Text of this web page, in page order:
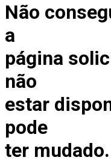
Não
a
página
não
estar
pode
ter mudado.